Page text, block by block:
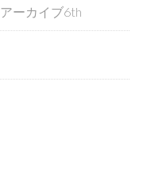
アーカイブ6th